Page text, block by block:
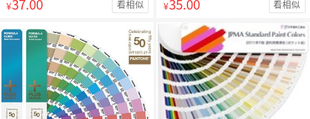
¥ 看相似 ¥ 看相似